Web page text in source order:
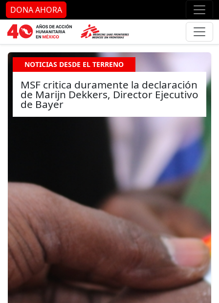
Ir al contenido principal Ir
DONA AHORA
NOTICIAS DESDE EL TERRENO
MSF critica duramente la declaración
de Marijn Dekkers, Director Ejecutivo
de Bayer